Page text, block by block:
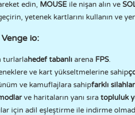
edin, MOUSE ile nişan alın ve
yetenek kartlarını kullanın ve
io:
turlarlahedef tabanlı arena FPS.
ve kart yükseltmelerine sahip
ve kamuflajlara sahipfarklı silahlar
ve haritaların yanı sıra topluluk
için adil eşleştirme ile indirme